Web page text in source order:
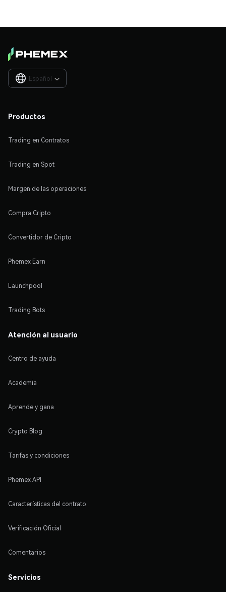
Español 
Productos
Trading en Contratos
Trading en Spot
Margen de las operaciones
Compra Cripto
Convertidor de Cripto
Phemex Earn
Launchpool
Trading Bots
Atención al usuario
Centro de ayuda
Academia
Aprende y gana
Crypto Blog
Tarifas y condiciones
Phemex API
Características del contrato
Verificación Oficial
Comentarios
Servicios